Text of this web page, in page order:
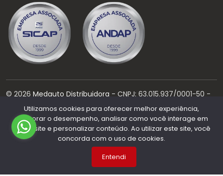
© 2026 Medauto Distribuidora - CNPJ: 63.015.937/0001-50 -
Todos os direitos reservados.
Desenvolvido por:
Utilizamos cookies para oferecer melhor experiência,
melhorar o desempenho, analisar como você interage em
nosso site e personalizar conteúdo. Ao utilizar este site, você
concorda com o uso de cookies.
Entendi